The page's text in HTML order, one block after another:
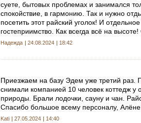
суете, бытовых проблемах и занимался
спокойствие, в гармонию. Так и нужно
посетить этот райский уголок! И
гостеприимство. Как всегда всё на
Надежда 24.08.2024 18:42
Приезжаем на базу Эдем уже третий раз.
снимали компанией 10 человек коттедж у
природы. Брали лодочки, сауну и чан.
Спасибо большое всему персоналу, Алёне
Kati 27.05.2024 14:40